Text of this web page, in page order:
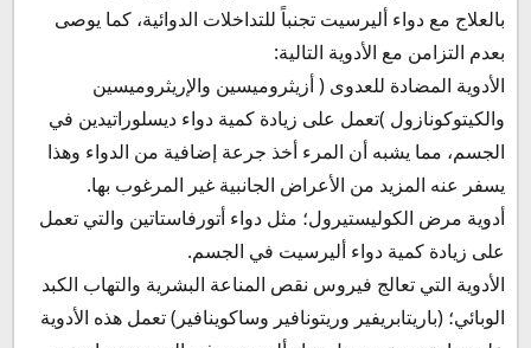
بالعلاج مع دواء أليرسيت تجنباً للتداخلات الدوائية، كما يوصى
بعدم التزامن مع الأدوية التالية:
الأدوية المضادة للعدوى ( أزيثروميسين والإريثروميسين
والكيتوكونازول )تعمل على زيادة كمية دواء ديسلوراتيدين في
الجسم، مما يشبه أن المرء أخذ جرعة إضافية من الدواء وهذا
يسفر عنه المزيد من الأعراض الجانبية غير المرغوب بها.
أدوية مرض الكوليستيرول؛ مثل دواء أتورفاستاتين والتي تعمل
على زيادة كمية دواء أليرسيت في الجسم.
الأدوية التي تعالج فيروس نقص المناعة البشرية والتهاب الكبد
الوبائي؛ (باريتابريفير وريتونافير وساكوينافير) تعمل هذه الأدوية